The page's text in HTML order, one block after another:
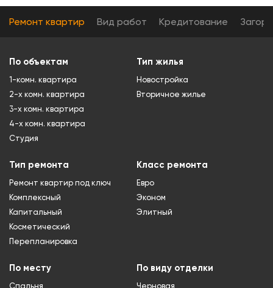
Ремонт квартир Вид работ Кредитование
По объектам
1-комн. квартира
2-х комн. квартира
3-х комн. квартира
4-х комн. квартира
Студия
Тип жилья
Новостройка
Вторичное жилье
Тип ремонта
Ремонт квартир под ключ
Комплексный
Капитальный
Косметический
Перепланировка
Класс ремонта
Евро
Эконом
Элитный
По месту
Спальня
По виду отделки
Черновая